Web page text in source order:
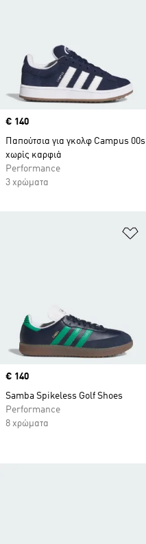
Price
€ 140
Παπούτσια για γκολφ Campus 00s
χωρίς καρφιά
Performance
3 χρώματα
Price
€ 140
Samba Spikeless Golf Shoes
Performance
8 χρώματα